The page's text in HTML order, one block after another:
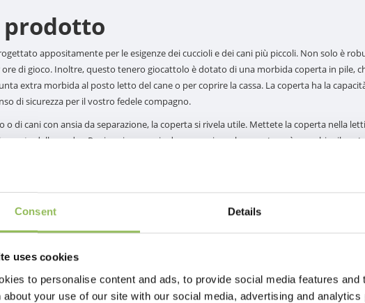
Consent Details
uses cookies
to personalise content and ads, to provide social media features
about your use of our site with our social media, advertising and
appositamente per le esigenze dei cuccioli e dei cani più piccoli. Non solo è
di gioco. Inoltre, questo tenero giocattolo è dotato di una morbida coperta in pile,
extra morbida al posto letto del cane o per coprire la cassa. La coperta ha la
di sicurezza per il vostro fedele compagno.
di cani con ansia da separazione, la coperta si rivela utile. Mettete la coperta nella
della madre. Per i cani con ansia da separazione, la coperta può assorbire il
in un secondo momento. In questo modo si crea un senso di connessione e sicurezza
supervisionato. Sia la coperta in pile che il peluche possono essere lavati in lavatrice